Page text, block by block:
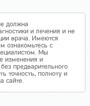
должна
и лечения и не
врача. Имеются
ознакомьтесь с
Мы
изменения и
предварительного
точность, полноту и
сайте.